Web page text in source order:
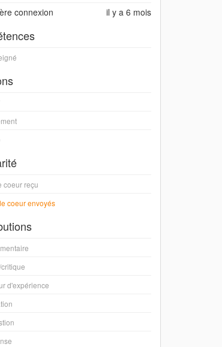
il y a 6 mois
connexion
coeur reçu
coeur envoyés
d'expérience